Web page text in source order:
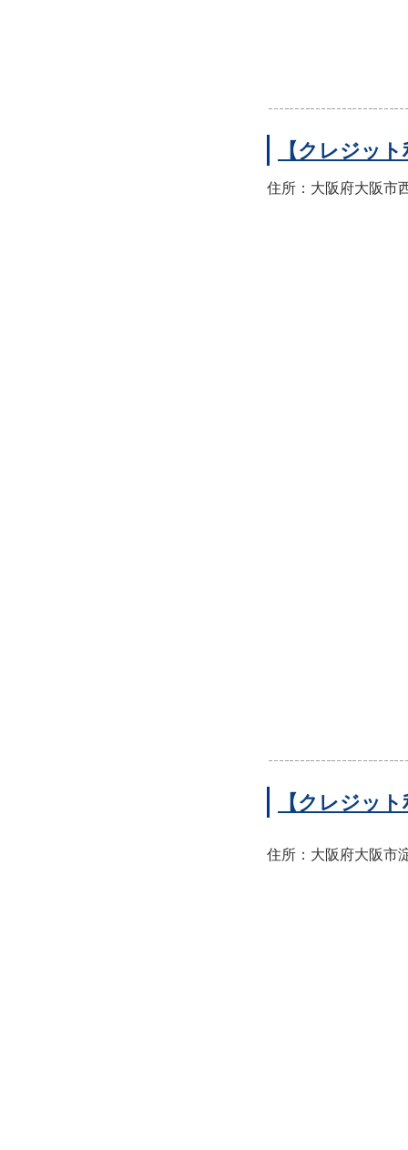
【クレジッ
住所：大阪府大阪市
【クレジッ
住所：大阪府大阪市